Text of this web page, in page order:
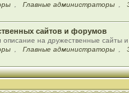
Главные администраторы
сайтов и форумов
описание на дружественные сайты
Главные администраторы